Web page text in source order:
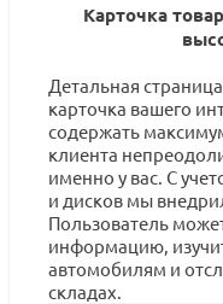
Карточка
Детальная
карточка вашего
содержать
клиента
именно у вас. С
и дисков мы
Пользователь
информацию,
автомобилям и
складах.